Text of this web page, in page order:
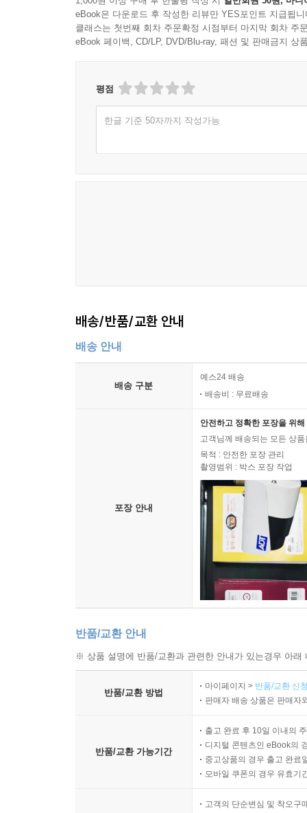
eBook은 다운로드 후 작성한 리뷰만 YES포인트 지급됩니
클래스는 첫번째 회차 주문확정 시점부터 마지막 회차 주
eBook 페이백, CD/LP, DVD/Blu-ray, 패션 및 판매금지 상
평점
한글 기준 50자까지 작성가능
배송/반품/교환 안내
배송 안내
배송 구분
예스24 배송
배송비 : 무료배송
포장 안내
안전하고 정확한 포장을 위
고객님께 배송되는 모든 상
목적 : 안전한 포장 관리
촬영범위 : 박스 포장 작업
반품/교환 안내
※ 상품 설명에 반품/교환과 관련한 안내가 있는경우 아
반품/교환 방법
마이페이지 > 반품/교환 신
판매자 배송 상품은 판매자
반품/교환 가능기간
출고 완료 후 10일 이내의
디지털 콘텐츠인 eBook의
중고상품의 경우 출고 완료
모바일 쿠폰의 경우 유효기
고객의 단순변심 및 착오구